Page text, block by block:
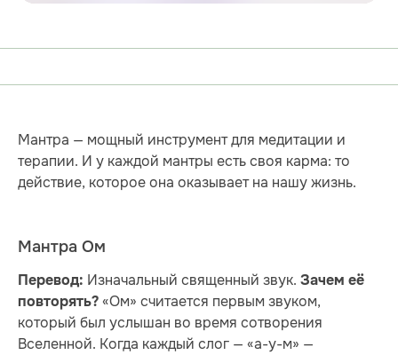
Мантра — мощный инструмент для медитации и
терапии. И у каждой мантры есть своя карма: то
действие, которое она оказывает на нашу жизнь.
Мантра Ом
Перевод: Изначальный священный звук. Зачем её
повторять? «Ом» считается первым звуком,
который был услышан во время сотворения
Вселенной. Когда каждый слог — «а-у-м» —